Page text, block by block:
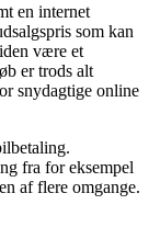
en internet
som kan
være et
er trods alt
snydagtige online
fra for eksempel
af flere omgange.